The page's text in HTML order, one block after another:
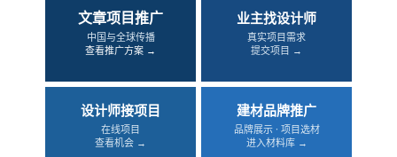
文章项目推广
中国与全球传播
查看推广方案 →
业主找设计师
真实项目需求
提交项目 →
设计师接项目
在线项目
查看机会 →
建材品牌推广
品牌展示 · 项目选材
进入材料库 →